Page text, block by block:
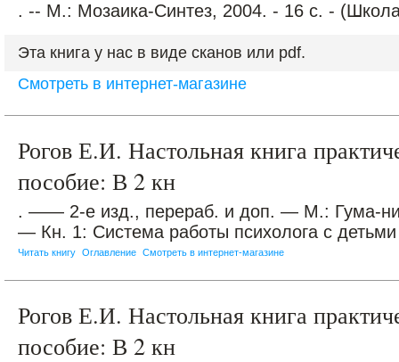
. -- М.: Мозаика-Синтез, 2004. - 16 с. -
Эта книга у нас в виде сканов или pdf.
Смотреть в интернет-магазине
Рогов Е.И. Настольная книга
пособие: В 2 кн
. —— 2-е изд., перераб. и доп. — М.: Гума-
— Кн. 1: Система работы психолога с
Читать книгу Оглавление Смотреть в интернет-магазине
Рогов Е.И. Настольная книга
пособие: В 2 кн